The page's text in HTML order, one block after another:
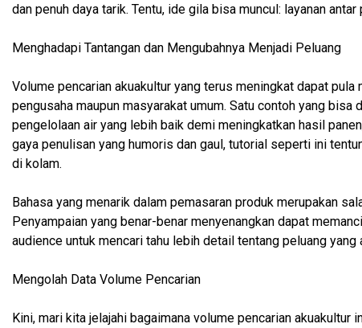
dan penuh daya tarik. Tentu, ide gila bisa muncul: layanan
Menghadapi Tantangan dan Mengubahnya Menjadi Peluang
Volume pencarian akuakultur yang terus meningkat dapat
pengusaha maupun masyarakat umum. Satu contoh yang
pengelolaan air yang lebih baik demi meningkatkan hasil
gaya penulisan yang humoris dan gaul, tutorial seperti ini
di kolam.
Bahasa yang menarik dalam pemasaran produk merupakan
Penyampaian yang benar-benar menyenangkan dapat
audience untuk mencari tahu lebih detail tentang peluang yang
Mengolah Data Volume Pencarian
Kini, mari kita jelajahi bagaimana volume pencarian